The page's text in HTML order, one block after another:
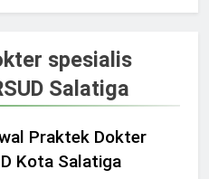
Spesialis Terbaru
Praktek Dokter RS
Husada Wonogiri
online rs sarila
sragen
spesialis
Salatiga
Praktek Dokter
Kota Salatiga